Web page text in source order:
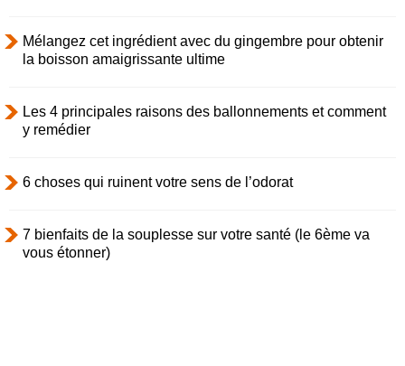
Mélangez cet ingrédient avec du gingembre pour obtenir
la boisson amaigrissante ultime
Les 4 principales raisons des ballonnements et comment
y remédier
6 choses qui ruinent votre sens de l’odorat
7 bienfaits de la souplesse sur votre santé (le 6ème va
vous étonner)